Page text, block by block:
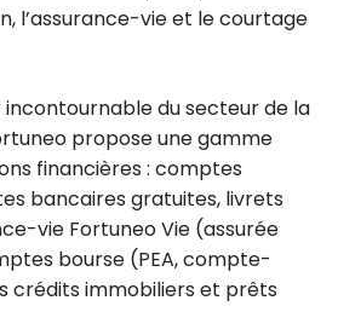
l’assurance-vie et le courtage
du secteur de la
propose une gamme
financières : comptes
bancaires gratuites, livrets
vie Fortuneo Vie (assurée
bourse (PEA, compte-
crédits immobiliers et prêts